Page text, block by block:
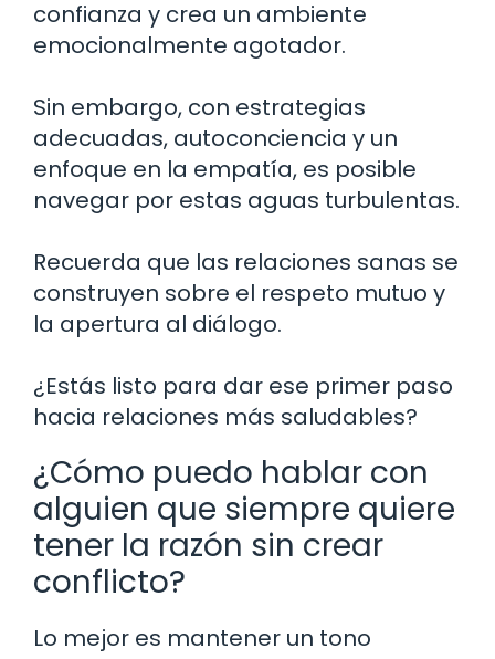
confianza y crea un ambiente
emocionalmente agotador.
Sin embargo, con estrategias
adecuadas, autoconciencia y un
enfoque en la empatía, es posible
navegar por estas aguas turbulentas.
Recuerda que las relaciones sanas se
construyen sobre el respeto mutuo y
la apertura al diálogo.
¿Estás listo para dar ese primer paso
hacia relaciones más saludables?
¿Cómo puedo hablar con
alguien que siempre quiere
tener la razón sin crear
conflicto?
Lo mejor es mantener un tono